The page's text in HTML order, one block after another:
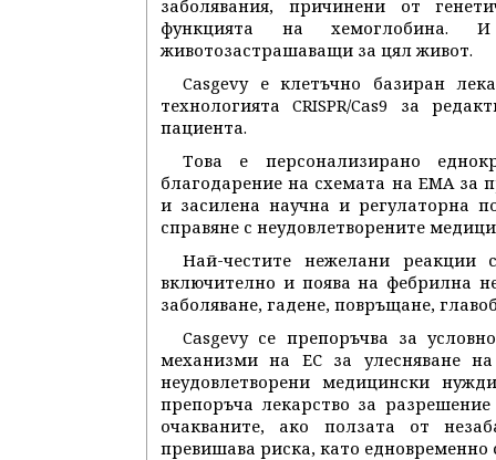
заболявания, причинени от
функцията на хемоглобина.
животозастрашаващи за цял живот.
Casgevy е клетъчно базиран
технологията CRISPR/Cas9 за
пациента.
Това е персонализирано
благодарение на схемата на EMA за
и засилена научна и регулаторна
справяне с неудовлетворените
Най-честите нежелани
включително и поява на фебрилна
заболяване, гадене, повръщане,
Casgevy се препоръчва за
механизми на ЕС за улесняване
неудовлетворени медицински
препоръча лекарство за
очакваните, ако ползата от
превишава риска, като едновременно